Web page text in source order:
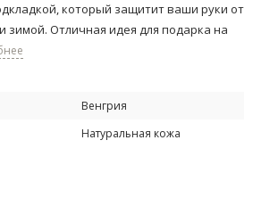
который защитит ваши руки от
зимой. Отличная идея для подарка на
Венгрия
Натуральная кожа